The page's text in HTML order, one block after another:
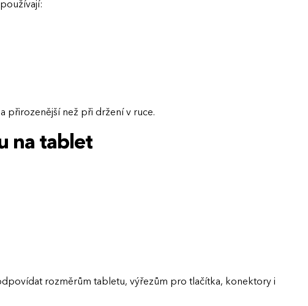
přirozenější než při držení v ruce.
na tablet
rozměrům tabletu, výřezům pro tlačítka, konektory i